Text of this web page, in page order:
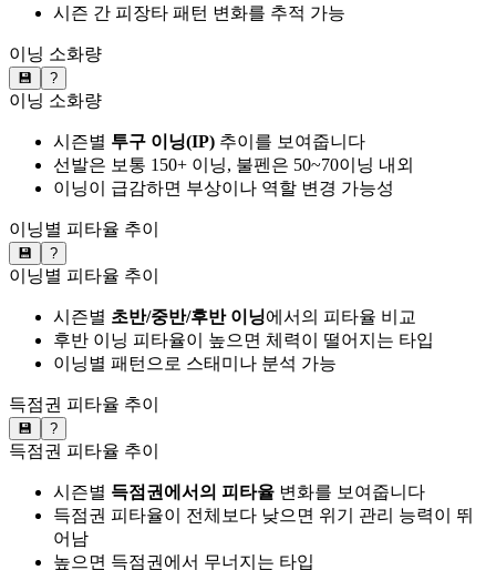
시즌 간 피장타 패턴 변화를 추적 가능
이닝 소화량
💾 ?
이닝 소화량
시즌별 투구 이닝(IP) 추이를 보여줍니다
선발은 보통 150+ 이닝, 불펜은 50~70이닝 내외
이닝이 급감하면 부상이나 역할 변경 가능성
이닝별 피타율 추이
💾 ?
이닝별 피타율 추이
시즌별 초반/중반/후반 이닝에서의 피타율 비교
후반 이닝 피타율이 높으면 체력이 떨어지는 타입
이닝별 패턴으로 스태미나 분석 가능
득점권 피타율 추이
💾 ?
득점권 피타율 추이
시즌별 득점권에서의 피타율 변화를 보여줍니다
득점권 피타율이 전체보다 낮으면 위기 관리 능력이 뛰
어남
높으면 득점권에서 무너지는 타입